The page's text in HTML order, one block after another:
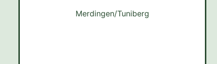
Merdingen/Tuniberg